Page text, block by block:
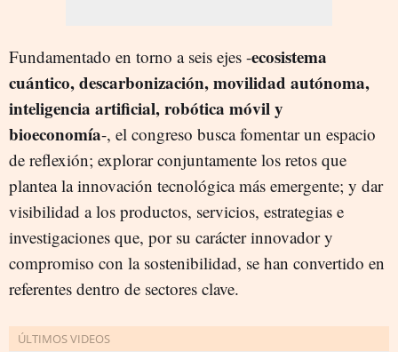
Fundamentado en torno a seis ejes -ecosistema
cuántico, descarbonización, movilidad autónoma,
inteligencia artificial, robótica móvil y
bioeconomía-, el congreso busca fomentar un espacio
de reflexión; explorar conjuntamente los retos que
plantea la innovación tecnológica más emergente; y dar
visibilidad a los productos, servicios, estrategias e
investigaciones que, por su carácter innovador y
compromiso con la sostenibilidad, se han convertido en
referentes dentro de sectores clave.